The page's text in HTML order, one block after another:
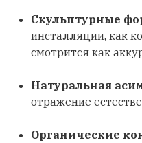
Скульптурные
инсталляции, как
смотрится как
Натуральная
отражение
Органические